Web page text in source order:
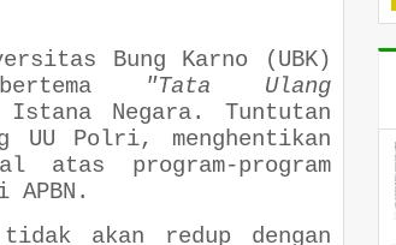
Bung Karno (UBK)
"Tata Ulang
Negara. Tuntutan
UU Polri, menghentikan
atas program-program
akan redup dengan